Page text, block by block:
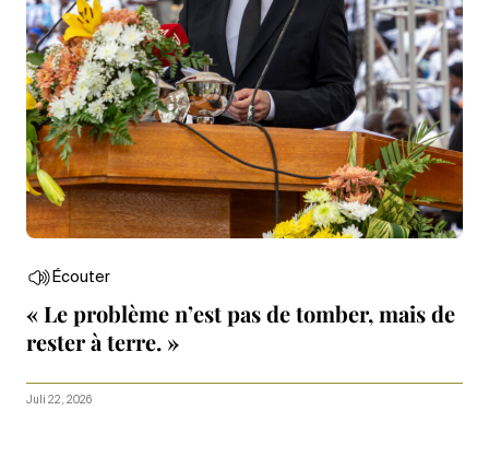
Écouter
« Le problème n’est pas de tomber, mais de
rester à terre. »
Juli 22, 2026